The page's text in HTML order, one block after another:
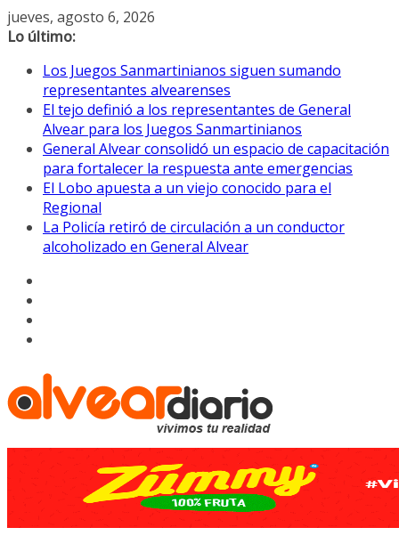
Saltar
al
jueves, agosto 6, 2026
Lo último:
Los Juegos Sanmartinianos siguen sumando
representantes alvearenses
El tejo definió a los representantes de General
Alvear para los Juegos Sanmartinianos
General Alvear consolidó un espacio de capacitación
para fortalecer la respuesta ante emergencias
El Lobo apuesta a un viejo conocido para el
Regional
La Policía retiró de circulación a un conductor
alcoholizado en General Alvear